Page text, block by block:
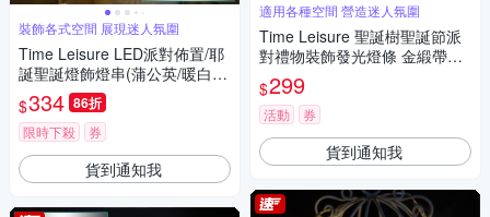
裝飾各式空間 展現迷人氛圍
Time Leisure LED派對佈置/耶
誕聖誕燈飾燈串(蒲公英/暖白/5
M)
$334 86折
限時下殺 券
貨到通知我
適用各種空間 營造迷人氛圍
Time Leisure 聖誕樹聖誕節派
對禮物裝飾發光燈條 金緞帶彩
光/3M
$299
活動 券
貨到通知我